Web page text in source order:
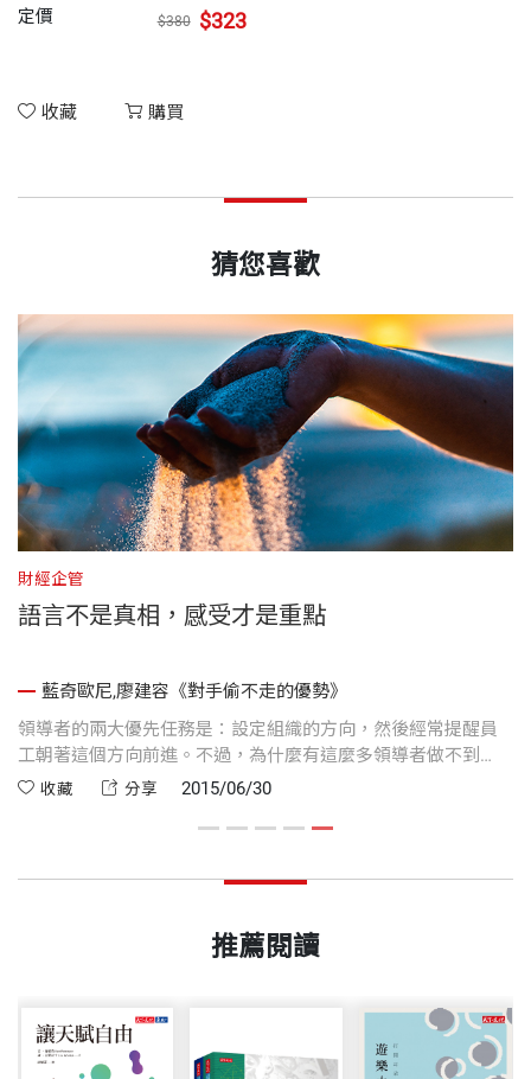
定價 $380 $323
收藏 購買
猜您喜歡
財經企管
語言不是真相，感受才是重點
藍奇歐尼,廖建容《對手偷不走的優勢》
領導者的兩大優先任務是：設定組織的方向，然後經常提醒員
工朝著這個方向前進。不過，為什麼有這麼多領導者做不到
呢？收藏 分享 2015/06/30
推薦閱讀